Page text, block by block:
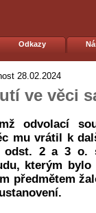
Odkazy
28.02.2024
ve věci
odvolací
mu vrátil k
odst. 2 a 3 o.
kterým
předmětem